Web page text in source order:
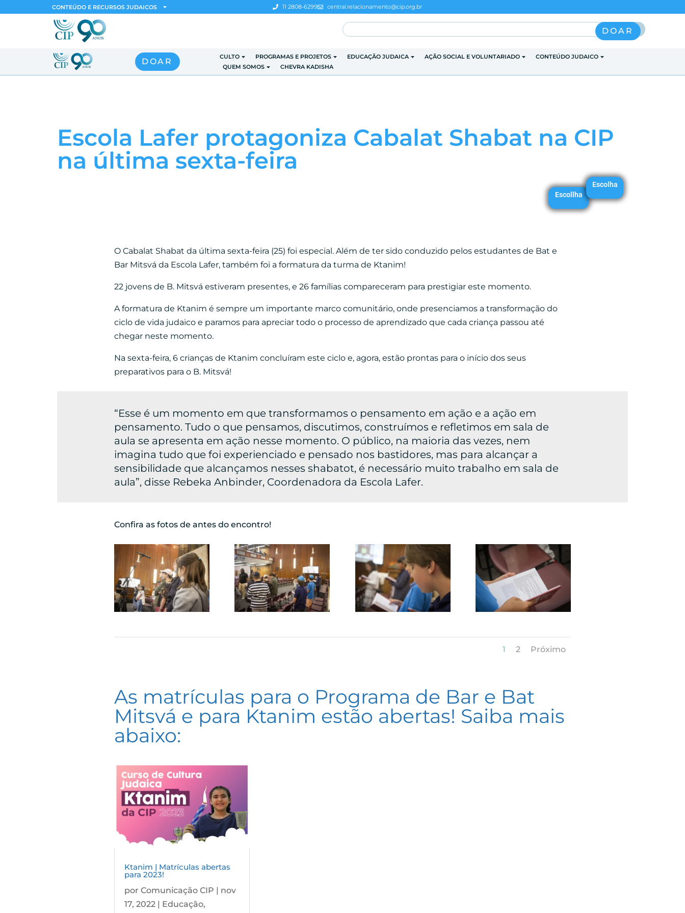
CONTEÚDO E RECURSOS JUDAICOS 11 2808-6299 central.relacionamento@cip.org.br
Pesquisar
DOAR
DOAR CULTO PROGRAMAS E PROJETOS EDUCAÇÃO JUDAICA AÇÃO SOCIAL E VOLUNTARIADO
CONTEÚDO JUDAICO
QUEM SOMOS
CHEVRA KADISHA
Escola Lafer protagoniza Cabalat Shabat na CIP
na última sexta-feira
Escollha
Escolha
O Cabalat Shabat da última sexta-feira (25) foi especial. Além de ter sido conduzido pelos estudantes de Bat e
Bar Mitsvá da Escola Lafer, também foi a formatura da turma de Ktanim!
22 jovens de B. Mitsvá estiveram presentes, e 26 famílias compareceram para prestigiar este momento.
A formatura de Ktanim é sempre um importante marco comunitário, onde presenciamos a transformação do
ciclo de vida judaico e paramos para apreciar todo o processo de aprendizado que cada criança passou até
chegar neste momento.
Na sexta-feira, 6 crianças de Ktanim concluíram este ciclo e, agora, estão prontas para o início dos seus
preparativos para o B. Mitsvá!
“Esse é um momento em que transformamos o pensamento em ação e a ação em
pensamento. Tudo o que pensamos, discutimos, construímos e refletimos em sala de
aula se apresenta em ação nesse momento. O público, na maioria das vezes, nem
imagina tudo que foi experienciado e pensado nos bastidores, mas para alcançar a
sensibilidade que alcançamos nesses shabatot, é necessário muito trabalho em sala de
aula”, disse Rebeka Anbinder, Coordenadora da Escola Lafer.
Confira as fotos de antes do encontro!
1 2 Próximo
As matrículas para o Programa de Bar e Bat
Mitsvá e para Ktanim estão abertas! Saiba mais
abaixo:
Ktanim | Matrículas abertas
para 2023!
por Comunicação CIP
nov
17, 2022
Educação,